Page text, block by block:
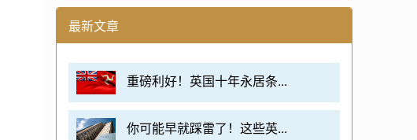
最新文章
重磅利好！英国十年永居条...
你可能早就踩雷了！这些英...